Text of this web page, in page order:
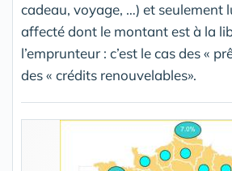
cadeau, voyage, …) et seulement
affecté dont le montant est à la
l’emprunteur : c’est le cas des «
des « crédits renouvelables».